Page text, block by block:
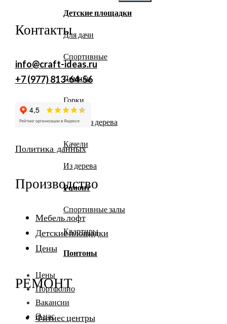
Детские площадки
Для дачи
Спортивные
Домики
Горки
Горки из дерева
Качели
Из дерева
Ремонт
Спортивные залы
Квартиры
Понтоны
Цены
Портфолио
Вакансии
О нас
Контакты
info@craft-ideas.ru
+7 (977) 813-64-56
Политика данных
Производство
Мебель лофт
Детские площадки
Цены
РЕМОНТ
Фитнес центры